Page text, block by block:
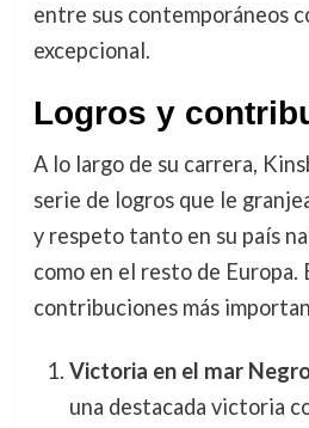
entre sus contemporáneos
excepcional.
Logros y
A lo largo de su carrera,
serie de logros que le
y respeto tanto en su país
como en el resto de Europa.
contribuciones más
Victoria en el mar
una destacada victoria